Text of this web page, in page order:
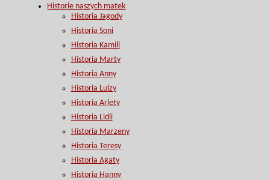
Historie naszych matek
Historia Jagody
Historia Soni
Historia Kamili
Historia Marty
Historia Anny
Historia Luizy
Historia Arlety
Historia Lidii
Historia Marzeny
Historia Teresy
Historia Agaty
Historia Hanny